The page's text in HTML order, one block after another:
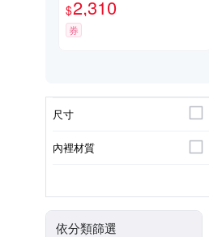
H-ZCM01-HL70 巔峰藍
夜
$2,310
券
尺寸
內裡材質
依分類篩選